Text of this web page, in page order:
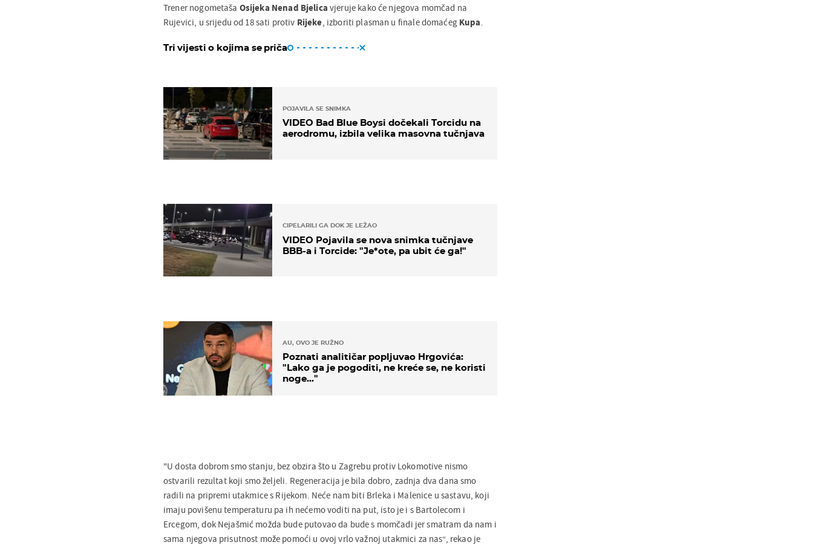
Trener nogometaša Osijeka Nenad Bjelica vjeruje kako će njegova momčad na
Rujevici, u srijedu od 18 sati protiv Rijeke, izboriti plasman u finale domaćeg Kupa.
Tri vijesti o kojima se priča
POJAVILA SE SNIMKA
VIDEO Bad Blue Boysi dočekali Torcidu na
aerodromu, izbila velika masovna tučnjava
CIPELARILI GA DOK JE LEŽAO
VIDEO Pojavila se nova snimka tučnjave
BBB-a i Torcide: "Je*ote, pa ubit će ga!"
AU, OVO JE RUŽNO
Poznati analitičar popljuvao Hrgovića:
"Lako ga je pogoditi, ne kreće se, ne koristi
noge..."
"U dosta dobrom smo stanju, bez obzira što u Zagrebu protiv Lokomotive nismo
ostvarili rezultat koji smo željeli. Regeneracija je bila dobro, zadnja dva dana smo
radili na pripremi utakmice s Rijekom. Neće nam biti Brleka i Malenice u sastavu, koji
imaju povišenu temperaturu pa ih nećemo voditi na put, isto je i s Bartolecom i
Ercegom, dok Nejašmić možda bude putovao da bude s momčadi jer smatram da nam i
sama njegova prisutnost može pomoći u ovoj vrlo važnoj utakmici za nas“, rekao je